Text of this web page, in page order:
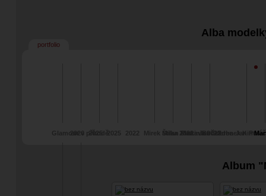
Alba
portfolio
Zdenek Kintr
Jan
Album